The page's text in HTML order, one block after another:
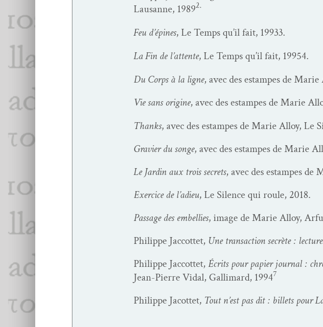
Lau­sanne, 19892.
Feu d’épines, Le Temps qu’il fait, 19933.
La Fin de l’at­tente, Le Temps qu’il fait, 19954.
Du Corps à la ligne, avec des estam­pes de
Vie sans orig­ine, avec des estam­pes de Marie
Thanks, avec des estam­pes de Marie Alloy, Le
Gravier du songe, avec des estam­pes de Marie
Le Jardin aux trois secrets, avec des estam­pes
Exer­ci­ce de l’adieu, Le Silence qui roule, 2018.
Pas­sage des embel­lies, image de Marie Alloy,
Philippe Jac­cot­tet, Une trans­ac­tion secrète :
Philippe Jac­cot­tet, Écrits pour papi­er jour­nal :
Jean-Pierre Vidal, Gal­li­mard, 19947
Philippe Jacot­tet, Tout n’est pas dit : bil­lets pour